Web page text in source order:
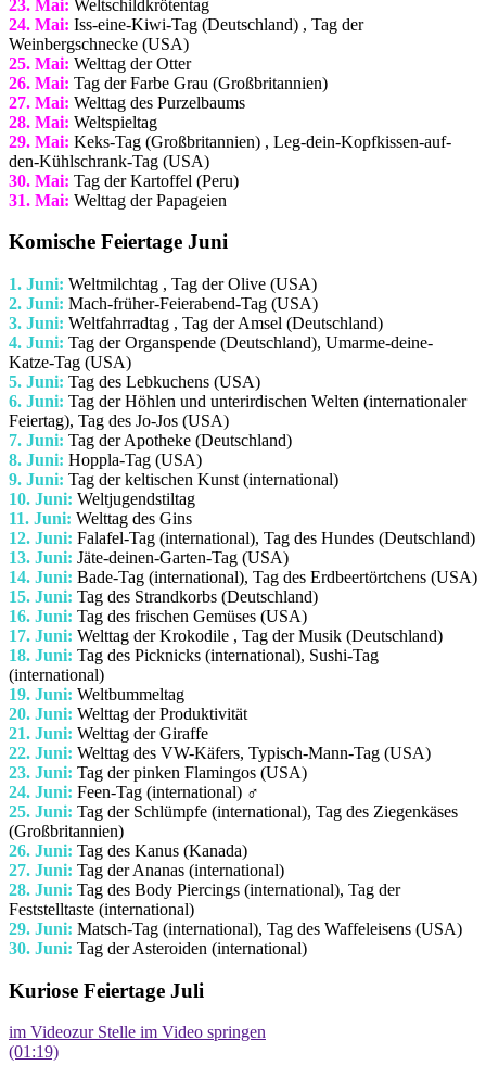
23. Mai: Weltschildkrötentag
24. Mai: Iss-eine-Kiwi-Tag (Deutschland) , Tag der
Weinbergschnecke (USA)
25. Mai: Welttag der Otter
26. Mai: Tag der Farbe Grau (Großbritannien)
27. Mai: Welttag des Purzelbaums
28. Mai: Weltspieltag
29. Mai: Keks-Tag (Großbritannien) , Leg-dein-Kopfkissen-auf-
den-Kühlschrank-Tag (USA)
30. Mai: Tag der Kartoffel (Peru)
31. Mai: Welttag der Papageien
Komische Feiertage Juni
1. Juni: Weltmilchtag , Tag der Olive (USA)
2. Juni: Mach-früher-Feierabend-Tag (USA)
3. Juni: Weltfahrradtag , Tag der Amsel (Deutschland)
4. Juni: Tag der Organspende (Deutschland), Umarme-deine-
Katze-Tag (USA)
5. Juni: Tag des Lebkuchens (USA)
6. Juni: Tag der Höhlen und unterirdischen Welten (internationaler
Feiertag), Tag des Jo-Jos (USA)
7. Juni: Tag der Apotheke (Deutschland)
8. Juni: Hoppla-Tag (USA)
9. Juni: Tag der keltischen Kunst (international)
10. Juni: Weltjugendstiltag
11. Juni: Welttag des Gins
12. Juni: Falafel-Tag (international), Tag des Hundes (Deutschland)
13. Juni: Jäte-deinen-Garten-Tag (USA)
14. Juni: Bade-Tag (international), Tag des Erdbeertörtchens (USA)
15. Juni: Tag des Strandkorbs (Deutschland)
16. Juni: Tag des frischen Gemüses (USA)
17. Juni: Welttag der Krokodile , Tag der Musik (Deutschland)
18. Juni: Tag des Picknicks (international), Sushi-Tag
(international)
19. Juni: Weltbummeltag
20. Juni: Welttag der Produktivität
21. Juni: Welttag der Giraffe
22. Juni: Welttag des VW-Käfers, Typisch-Mann-Tag (USA)
23. Juni: Tag der pinken Flamingos (USA)
24. Juni: Feen-Tag (international) ‍♂️
25. Juni: Tag der Schlümpfe (international), Tag des Ziegenkäses
(Großbritannien)
26. Juni: Tag des Kanus (Kanada)
27. Juni: Tag der Ananas (international)
28. Juni: Tag des Body Piercings (international), Tag der
Feststelltaste (international)
29. Juni: Matsch-Tag (international), Tag des Waffeleisens (USA)
30. Juni: Tag der Asteroiden (international)
Kuriose Feiertage Juli
im Videozur Stelle im Video springen
(01:19)